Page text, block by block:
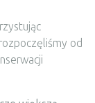
od